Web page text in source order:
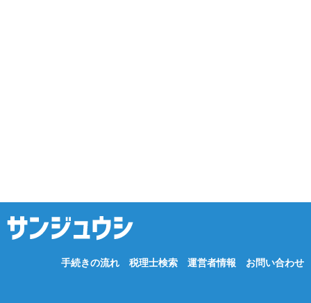
手続きの流れ 税理士検索 運営者情報 お問い合わせ